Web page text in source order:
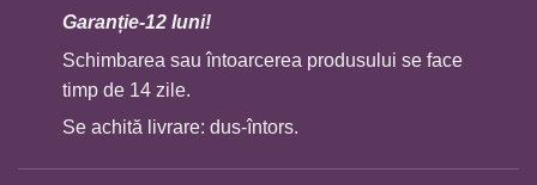
Garanție-12 luni!
Schimbarea sau întoarcerea produsului se face
timp de 14 zile.
Se achită livrare: dus-întors.